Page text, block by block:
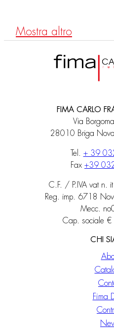
Mostra altro
FIMA CARLO
Via
28010 Briga
Tel. + 39
Fax +39
C.F. / P.IVA vat n.
Reg. imp. 6718
Mecc.
Cap. sociale
CHI
Fima